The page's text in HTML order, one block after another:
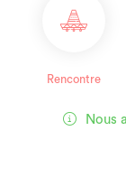
Rencontre
Nous